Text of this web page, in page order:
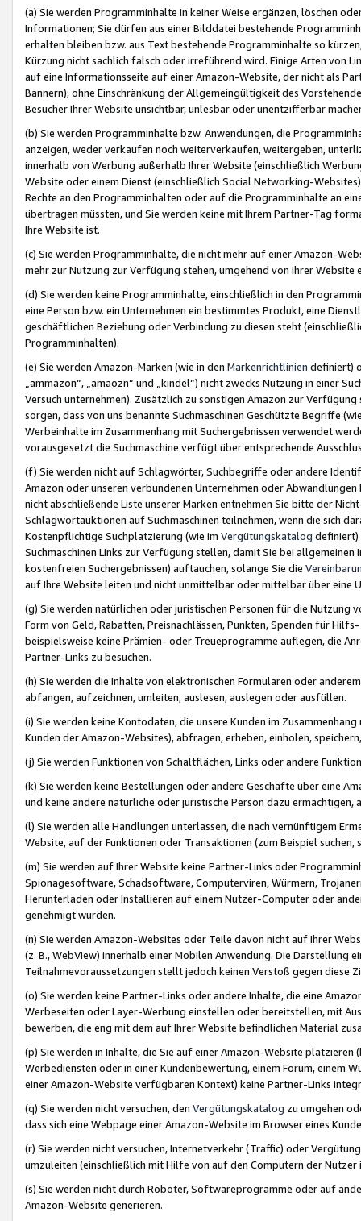
(a) Sie werden Programminhalte in keiner Weise ergänzen, löschen
Informationen; Sie dürfen aus einer Bilddatei bestehende
erhalten bleiben bzw. aus Text bestehende Programminhalte so
Kürzung nicht sachlich falsch oder irreführend wird. Einige Arten von
auf eine Informationsseite auf einer Amazon-Website, der nicht als
Bannern); ohne Einschränkung der Allgemeingültigkeit des
Besucher Ihrer Website unsichtbar, unlesbar oder unentzifferbar
(b) Sie werden Programminhalte bzw. Anwendungen, die
anzeigen, weder verkaufen noch weiterverkaufen, weitergeben,
innerhalb von Werbung außerhalb Ihrer Website (einschließlich
Website oder einem Dienst (einschließlich Social Networking-
Rechte an den Programminhalten oder auf die Programminhalte an
übertragen müssten, und Sie werden keine mit Ihrem Partner-Tag
Ihre Website ist.
(c) Sie werden Programminhalte, die nicht mehr auf einer Amazon-
mehr zur Nutzung zur Verfügung stehen, umgehend von Ihrer
(d) Sie werden keine Programminhalte, einschließlich in den
eine Person bzw. ein Unternehmen ein bestimmtes Produkt, eine
geschäftlichen Beziehung oder Verbindung zu diesen steht
Programminhalten).
(e) Sie werden Amazon-Marken (wie in den Markenrichtlinien definiert)
„ammazon“, „amaozn“ und „kindel“) nicht zwecks Nutzung in einer
Versuch unternehmen). Zusätzlich zu sonstigen Amazon zur
sorgen, dass von uns benannte Suchmaschinen Geschützte Begriffe
Werbeinhalte im Zusammenhang mit Suchergebnissen verwendet
vorausgesetzt die Suchmaschine verfügt über entsprechende
(f) Sie werden nicht auf Schlagwörter, Suchbegriffe oder andere
Amazon oder unseren verbundenen Unternehmen oder
nicht abschließende Liste unserer Marken entnehmen Sie bitte der
Schlagwortauktionen auf Suchmaschinen teilnehmen, wenn die sich
Kostenpflichtige Suchplatzierung (wie im Vergütungskatalog definiert)
Suchmaschinen Links zur Verfügung stellen, damit Sie bei
kostenfreien Suchergebnissen) auftauchen, solange Sie die
auf Ihre Website leiten und nicht unmittelbar oder mittelbar über eine
(g) Sie werden natürlichen oder juristischen Personen für die Nutzung
Form von Geld, Rabatten, Preisnachlässen, Punkten, Spenden für
beispielsweise keine Prämien- oder Treueprogramme auflegen, die
Partner-Links zu besuchen.
(h) Sie werden die Inhalte von elektronischen Formularen oder
abfangen, aufzeichnen, umleiten, auslesen, auslegen oder ausfüllen.
(i) Sie werden keine Kontodaten, die unsere Kunden im
Kunden der Amazon-Websites), abfragen, erheben, einholen,
(j) Sie werden Funktionen von Schaltflächen, Links oder andere
(k) Sie werden keine Bestellungen oder andere Geschäfte über eine
und keine andere natürliche oder juristische Person dazu
(l) Sie werden alle Handlungen unterlassen, die nach vernünftigem
Website, auf der Funktionen oder Transaktionen (zum Beispiel
(m) Sie werden auf Ihrer Website keine Partner-Links oder
Spionagesoftware, Schadsoftware, Computerviren, Würmern,
Herunterladen oder Installieren auf einem Nutzer-Computer oder
genehmigt wurden.
(n) Sie werden Amazon-Websites oder Teile davon nicht auf Ihrer
(z. B., WebView) innerhalb einer Mobilen Anwendung. Die Darstellung
Teilnahmevoraussetzungen stellt jedoch keinen Verstoß gegen diese
(o) Sie werden keine Partner-Links oder andere Inhalte, die eine
Werbeseiten oder Layer-Werbung einstellen oder bereitstellen, mit
bewerben, die eng mit dem auf Ihrer Website befindlichen Material
(p) Sie werden in Inhalte, die Sie auf einer Amazon-Website
Werbediensten oder in einer Kundenbewertung, einem Forum, einem
einer Amazon-Website verfügbaren Kontext) keine Partner-Links
(q) Sie werden nicht versuchen, den Vergütungskatalog zu umgehen
dass sich eine Webpage einer Amazon-Website im Browser eines
(r) Sie werden nicht versuchen, Internetverkehr (Traffic) oder
umzuleiten (einschließlich mit Hilfe von auf den Computern der
(s) Sie werden nicht durch Roboter, Softwareprogramme oder auf
Amazon-Website generieren.